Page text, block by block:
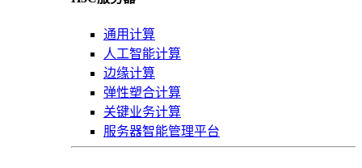
通用计算
人工智能计算
边缘计算
弹性塑合计算
关键业务计算
服务器智能管理平台